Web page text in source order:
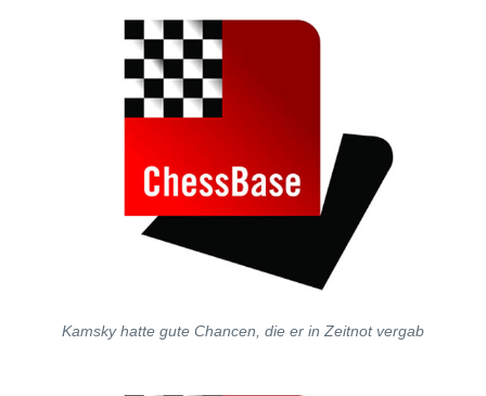
Kamsky hatte gute Chancen, die er in Zeitnot vergab